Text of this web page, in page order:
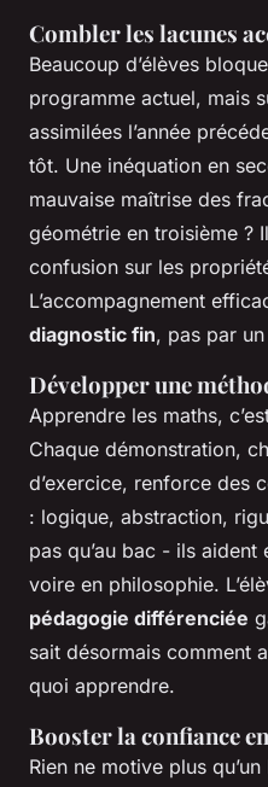
Combler les lacunes
Beaucoup d’élèves
programme actuel, mais
assimilées l’année
tôt. Une inéquation en
mauvaise maîtrise des
géométrie en troisième ?
confusion sur les
L’accompagnement
diagnostic fin, pas par
Développer une
Apprendre les maths,
Chaque démonstration,
d’exercice, renforce des
: logique, abstraction,
pas qu’au bac - ils
voire en philosophie.
pédagogie différenciée
sait désormais comment
quoi apprendre.
Booster la confiance
Rien ne motive plus